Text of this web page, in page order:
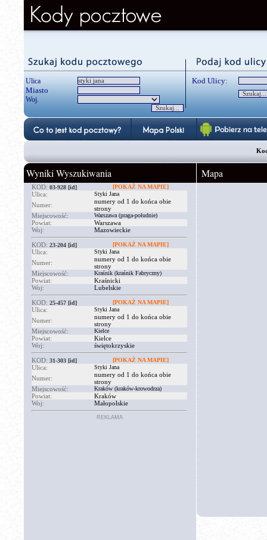
Ulica
Miasto
Woj.
Kod Ulicy:
Wyniki Wyszukiwania
KOD: 03-928 [id] [POKAŻ NA MAPIE]
Ulica: Styki Jana
Numer:
numery od 1 do końca obie
strony
Miejscowość:
Warszawa (praga-południe)
Powiat:
Warszawa
Woj:
Mazowieckie
KOD: 23-204 [id] [POKAŻ NA MAPIE]
Ulica: Styki Jana
Numer:
numery od 1 do końca obie
strony
Miejscowość:
Kraśnik (kraśnik Fabryczny)
Powiat:
Kraśnicki
Woj:
Lubelskie
KOD: 25-457 [id] [POKAŻ NA MAPIE]
Ulica: Styki Jana
Numer:
numery od 1 do końca obie
strony
Miejscowość:
Kielce
Powiat:
Kielce
Woj:
świętokrzyskie
KOD: 31-303 [id] [POKAŻ NA MAPIE]
Ulica: Styki Jana
Numer:
numery od 1 do końca obie
strony
Miejscowość:
Kraków (kraków-krowodrza)
Powiat:
Kraków
Woj:
Małopolskie
REKLAMA
Mapa